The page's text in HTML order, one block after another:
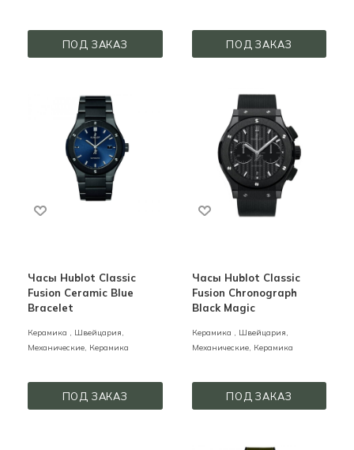
ПОД ЗАКАЗ ПОД ЗАКАЗ
Часы Hublot Classic
Fusion Ceramic Blue
Bracelet
Керамика , Швейцария,
Механические, Керамика
ПОД ЗАКАЗ
Часы Hublot Classic
Fusion Chronograph
Black Magic
Керамика ,
Швейцария,
Механические, Керамика
ПОД ЗАКАЗ